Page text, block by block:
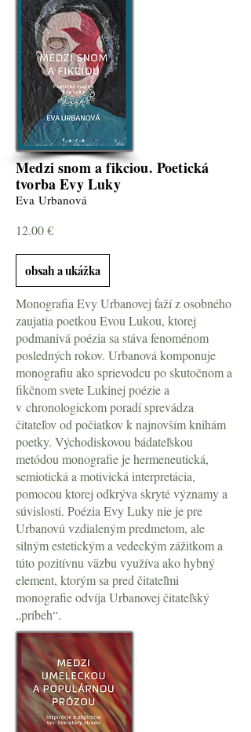
Medzi snom a fikciou. Poetická
tvorba Evy Luky
Eva Urbanová
12.00 €
obsah a ukážka
Monografia Evy Urbanovej ťaží z osobného
zaujatia poetkou Evou Lukou, ktorej
podmanivá poézia sa stáva fenoménom
posledných rokov. Urbanová komponuje
monografiu ako sprievodcu po skutočnom a
fikčnom svete Lukinej poézie a
v chronologickom poradí sprevádza
čitateľov od počiatkov k najnovším knihám
poetky. Východiskovou bádateľskou
metódou monografie je hermeneutická,
semiotická a motivická interpretácia,
pomocou ktorej odkrýva skryté významy a
súvislosti. Poézia Evy Luky nie je pre
Urbanovú vzdialeným predmetom, ale
silným estetickým a vedeckým zážitkom a
túto pozitívnu väzbu využíva ako hybný
element, ktorým sa pred čitateľmi
monografie odvíja Urbanovej čitateľský
„príbeh“.